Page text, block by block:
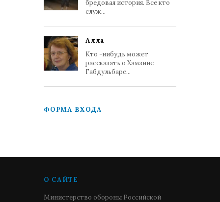
бредовая история. Все кто
служ...
Алла
Кто -нибудь может
рассказать о Хамзине
Габдульбаре...
ФОРМА ВХОДА
О САЙТЕ
Министерство обороны Российской